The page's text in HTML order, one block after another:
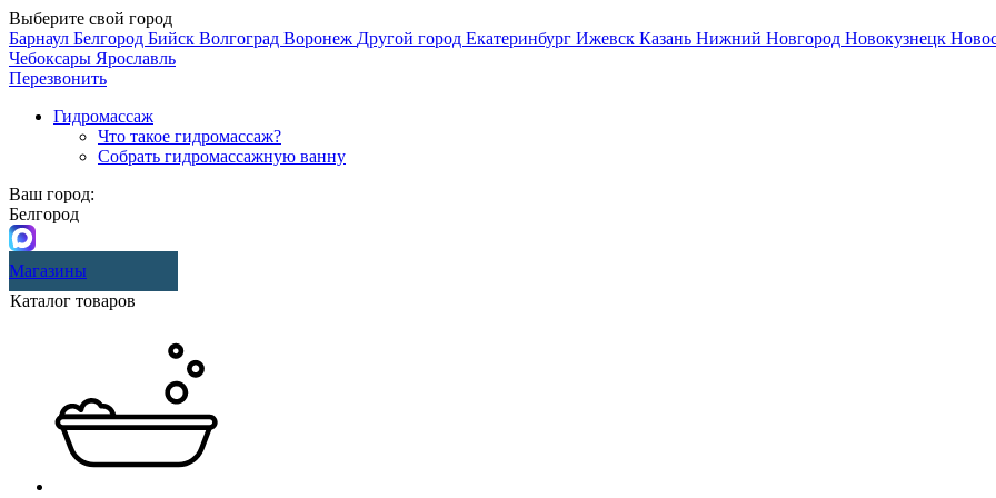
Выберите свой город
Барнаул Белгород Бийск Волгоград Воронеж Другой город Екатеринбург Ижевск Казань Нижний Новгород Новокузнецк
Чебоксары Ярославль
Перезвонить
Гидромассаж
Что такое гидромассаж?
Собрать гидромассажную ванну
Ваш город:
Белгород
Магазины
Каталог товаров